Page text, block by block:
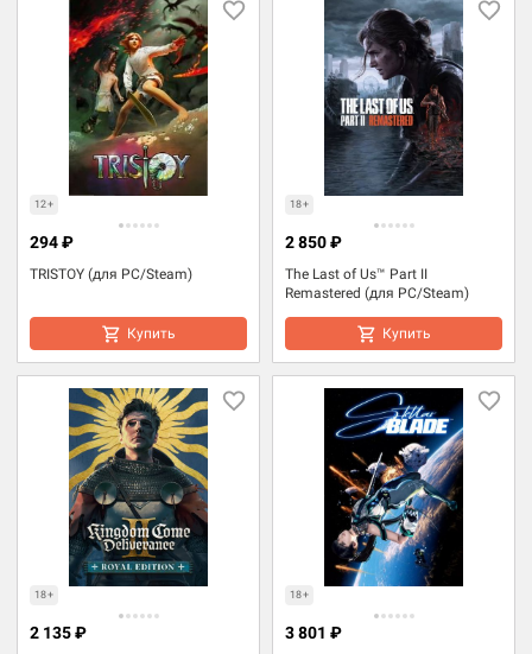
12+
TRISTOY (для PC/Steam)
294 ₽
Купить
18+
The Last of Us™ Part II
Remastered (для PC/Steam)
2 850 ₽
Купить
18+
2 135 ₽
18+
3 801 ₽